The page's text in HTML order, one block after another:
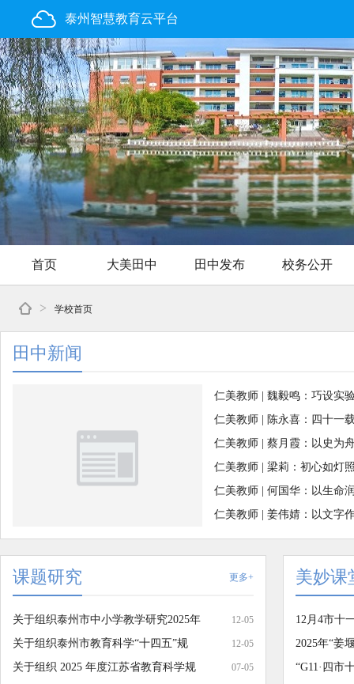
泰州智慧教育云平台
首页 大美田中 田中发布 校务公开
> 学校首页
田中新闻
仁美教师 | 魏毅鸣：巧设实
仁美教师 | 陈永喜：四十一
仁美教师 | 蔡月霞：以史为
仁美教师 | 梁莉：初心如灯
仁美教师 | 何国华：以生命
仁美教师 | 姜伟婧：以文字
课题研究 更多+
关于组织泰州市中小学教学研究2025年 12-05
关于组织泰州市教育科学“十四五”规 12-05
关于组织 2025 年度江苏省教育科学规 07-05
美妙课
12月4市十
2025年“姜
“G11·四市